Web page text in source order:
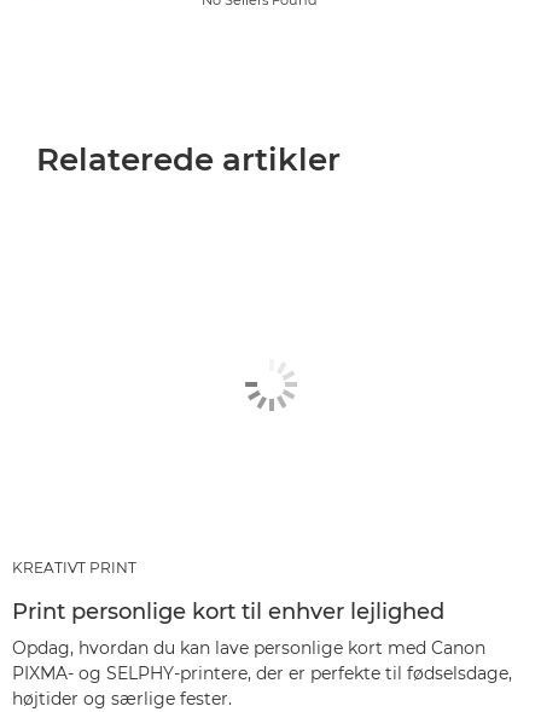
Relaterede artikler
KREATIVT PRINT
Print personlige kort til enhver lejlighed
Opdag, hvordan du kan lave personlige kort med Canon
PIXMA- og SELPHY-printere, der er perfekte til fødselsdage,
højtider og særlige fester.